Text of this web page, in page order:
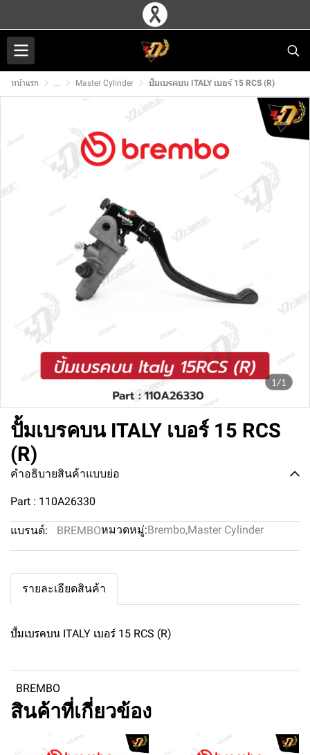
หน้าแรก ... Master Cylinder ปั้มเบรคบน ITALY เบอร์ 15 RCS (R)
1/1
ปั้มเบรคบน ITALY เบอร์ 15 RCS
(R)
คำอธิบายสินค้าแบบย่อ
Part : 110A26330
แบรนด์: BREMBOหมวดหมู่:Brembo,Master Cylinder
รายละเอียดสินค้า
ปั้มเบรคบน ITALY เบอร์ 15 RCS (R)
BREMBO
สินค้าที่เกี่ยวข้อง